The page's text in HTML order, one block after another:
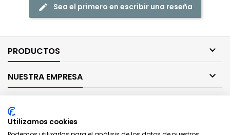
Sea el primero en escribir una reseña
PRODUCTOS 
NUESTRA EMPRESA 
CONTACTO
Utilizamos cookies